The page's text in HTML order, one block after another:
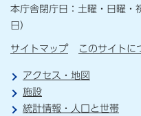
本庁舎閉庁日：土曜・日曜
日）
サイトマップ このサイトに
アクセス・地図
施設
統計情報・人口と世帯